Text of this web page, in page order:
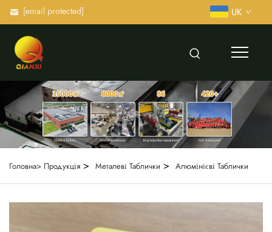
[email protected] UK
Головна> Продукція > Металеві Таблички > Алюмінієві Таблички